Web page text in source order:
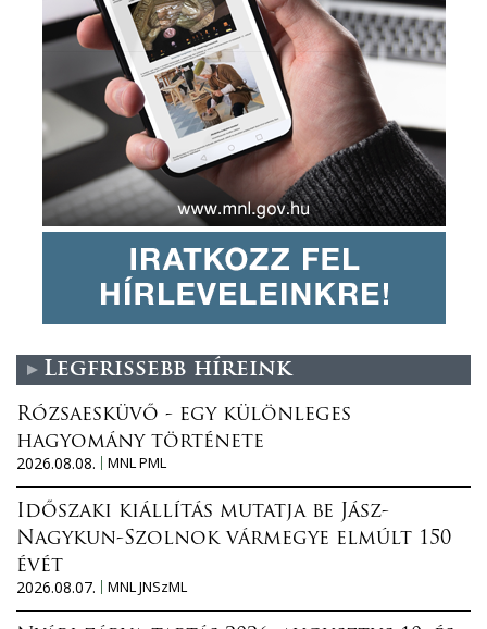
Legfrissebb híreink
Rózsaesküvő - egy különleges
hagyomány története
2026.08.08.
MNL PML
Időszaki kiállítás mutatja be Jász-
Nagykun-Szolnok vármegye elmúlt 150
évét
2026.08.07.
MNL JNSzML